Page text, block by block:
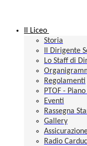
Il Liceo
Storia
Il Dirigente
Lo Staff di
Regolamenti
PTOF -
Eventi
Rassegna
Gallery
Radio